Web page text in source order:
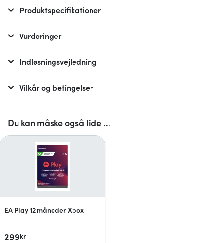
Du kan måske også lide ...
EA Play 12 måneder Xbox
299kr
Produktspecifikationer
Vurderinger
Indløsningsvejledning
Vilkår og betingelser